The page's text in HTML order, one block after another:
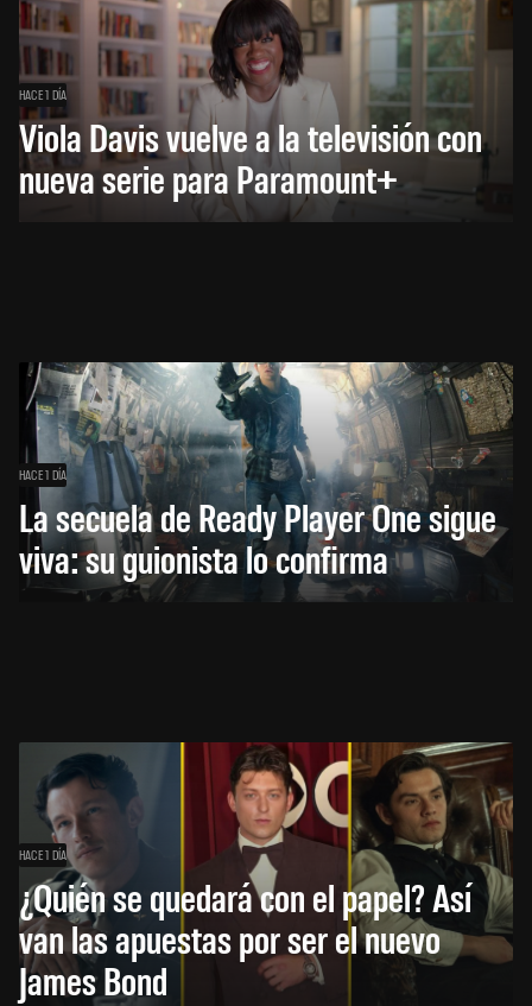
HACE 1 DÍA
Viola Davis vuelve a la televisión con
nueva serie para Paramount+
HACE 1 DÍA
La secuela de Ready Player One sigue
viva: su guionista lo confirma
HACE 1 DÍA
¿Quién se quedará con el papel? Así
van las apuestas por ser el nuevo
James Bond